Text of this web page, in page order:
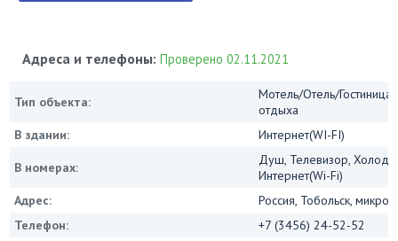
Адреса и телефоны:Проверено 02.11.2021
Тип объекта:
Мотель/Отель/
отдыха
В здании:
Интернет(WI-FI)
В номерах:
Душ, Телевизор,
Интернет(Wi-Fi)
Адрес:
Россия, Тобольск,
Телефон:
+7 (3456) 24-52-52